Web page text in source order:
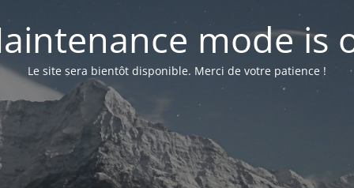
mode is
Le site sera bientôt disponible. Merci de votre patience !